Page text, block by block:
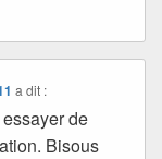
a dit :
de
Bisous